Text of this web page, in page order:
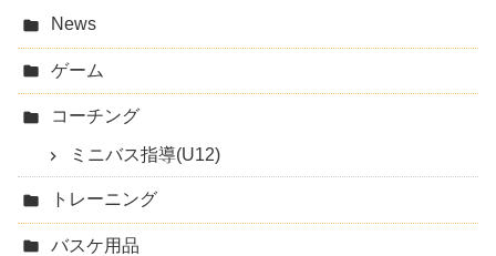
News
ゲーム
コーチング
ミニバス指導(U12)
トレーニング
バスケ用品